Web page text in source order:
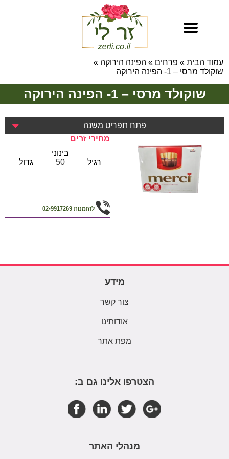
עמוד הבית » פרחים » הפינה הירוקה »
שוקולד מרסי – 1- הפינה הירוקה
שוקולד מרסי – 1- הפינה הירוקה
פתח תפריט משנה
מחירי זרים
רגיל
בינוני
50
גדול
להזמנות 02-9917269
מידע
צור קשר
אודותינו
מפת אתר
הצטרפו אלינו גם ב:
מנהלי האתר